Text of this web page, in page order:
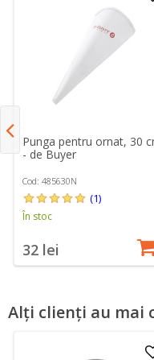
Punga pentru ornat, 30
- de Buyer
Cod: 485630N
(1)
În stoc
32 lei
Alți clienți au mai